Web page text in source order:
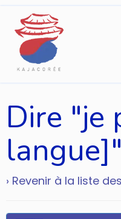
Dire "je
langue]"
› Revenir à la liste